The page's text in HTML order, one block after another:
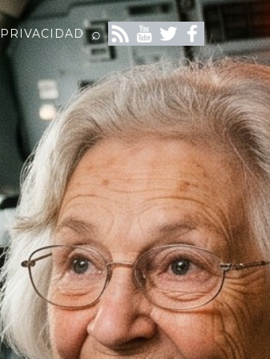
PRIVACIDAD ⌕